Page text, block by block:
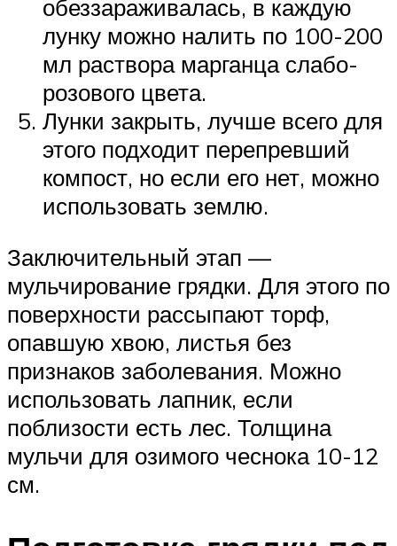
обеззараживалась, в каждую
лунку можно налить по 100-200
мл раствора марганца слабо-
розового цвета.
Лунки закрыть, лучше всего для
этого подходит перепревший
компост, но если его нет, можно
использовать землю.
Заключительный этап —
мульчирование грядки. Для этого по
поверхности рассыпают торф,
опавшую хвою, листья без
признаков заболевания. Можно
использовать лапник, если
поблизости есть лес. Толщина
мульчи для озимого чеснока 10-12
см.